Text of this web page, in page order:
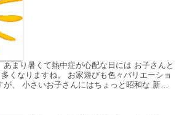
あまり暑くて熱中症が心配な日には お子さんと
くなりますね。 お家遊びも色々バリエーショ
が、 小さいお子さんにはちょっと昭和な 新聞